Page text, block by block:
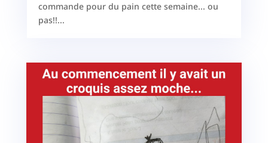
commande pour du pain cette semaine... ou
pas!!...